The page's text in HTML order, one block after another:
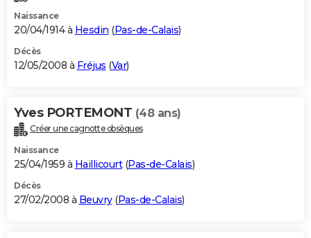
Naissance
20/04/1914 à Hesdin (Pas-de-Calais)
Décès
12/05/2008 à Fréjus (Var)
Yves PORTEMONT (48 ans)
Créer une cagnotte obsèques
Naissance
25/04/1959 à Haillicourt(Pas-de-Calais)
Décès
27/02/2008 à Beuvry(Pas-de-Calais)